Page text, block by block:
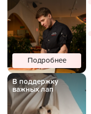
Подробнее
В поддержку
важных лап